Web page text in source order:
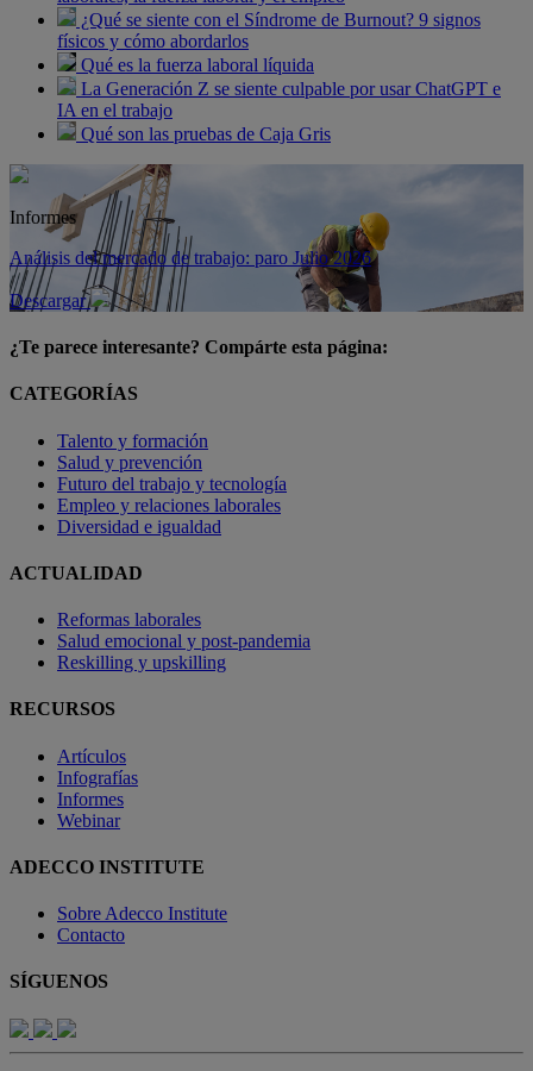
¿Qué se siente con el Síndrome de Burnout? 9 signos
físicos y cómo abordarlos
Qué es la fuerza laboral líquida
La Generación Z se siente culpable por usar ChatGPT e
IA en el trabajo
Qué son las pruebas de Caja Gris
Informes
Análisis del mercado de trabajo: paro Julio 2026
Descargar
¿Te parece interesante? Compárte esta página:
CATEGORÍAS
Talento y formación
Salud y prevención
Futuro del trabajo y tecnología
Empleo y relaciones laborales
Diversidad e igualdad
ACTUALIDAD
Reformas laborales
Salud emocional y post-pandemia
Reskilling y upskilling
RECURSOS
Artículos
Infografías
Informes
Webinar
ADECCO INSTITUTE
Sobre Adecco Institute
Contacto
SÍGUENOS